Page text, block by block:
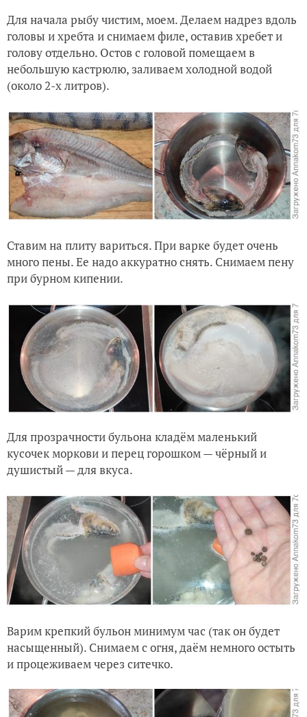
Для начала рыбу чистим, моем. Делаем надрез вдоль
головы и хребта и снимаем филе, оставив хребет и
голову отдельно. Остов с головой помещаем в
небольшую кастрюлю, заливаем холодной водой
(около 2-х литров).
Ставим на плиту вариться. При варке будет очень
много пены. Ее надо аккуратно снять. Снимаем пену
при бурном кипении.
Для прозрачности бульона кладём маленький
кусочек моркови и перец горошком — чёрный и
душистый — для вкуса.
Варим крепкий бульон минимум час (так он будет
насыщенный). Снимаем с огня, даём немного остыть
и процеживаем через ситечко.